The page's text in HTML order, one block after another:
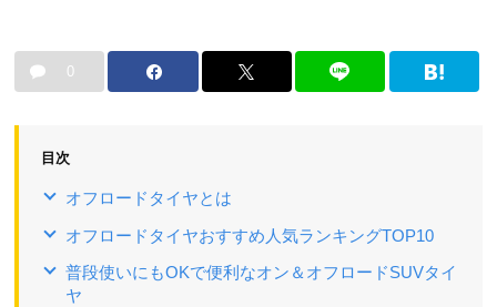
0
目次
オフロードタイヤとは
オフロードタイヤおすすめ人気ランキングTOP10
普段使いにもOKで便利なオン＆オフロードSUVタイ
ヤ